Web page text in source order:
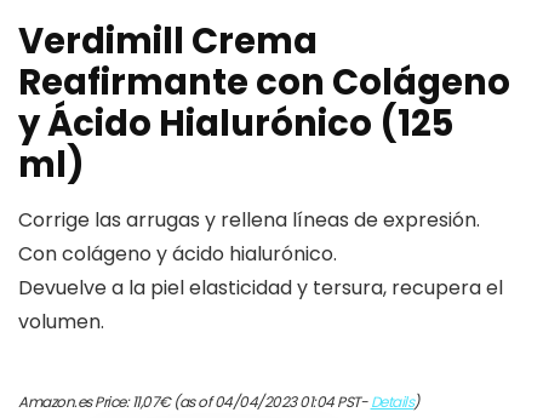
Verdimill Crema
Reafirmante con Colágeno
y Ácido Hialurónico (125
ml)
Corrige las arrugas y rellena líneas de expresión.
Con colágeno y ácido hialurónico.
Devuelve a la piel elasticidad y tersura, recupera el
volumen.
Amazon.es Price:11,07€(as of 04/04/2023 01:04 PST-Details)